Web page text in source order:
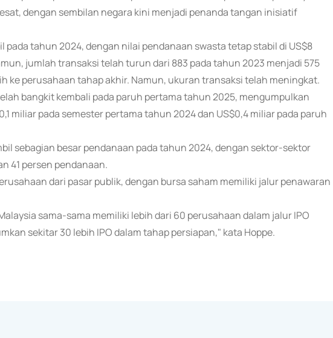
dengan sembilan negara kini menjadi penanda tangan inisiatif
pada tahun 2024, dengan nilai pendanaan swasta tetap stabil di US$8
jumlah transaksi telah turun dari 883 pada tahun 2023 menjadi 575
ke perusahaan tahap akhir. Namun, ukuran transaksi telah meningkat.
bangkit kembali pada paruh pertama tahun 2025, mengumpulkan
miliar pada semester pertama tahun 2024 dan US$0,4 miliar pada paruh
sebagian besar pendanaan pada tahun 2024, dengan sektor-sektor
41 persen pendanaan.
dari pasar publik, dengan bursa saham memiliki jalur penawaran
sama-sama memiliki lebih dari 60 perusahaan dalam jalur IPO
sekitar 30 lebih IPO dalam tahap persiapan," kata Hoppe.